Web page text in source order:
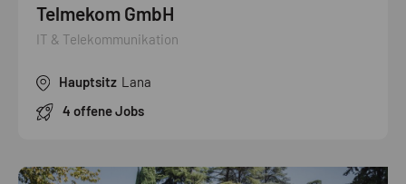
Telmekom GmbH
IT & Telekommunikation
Hauptsitz Lana
4 offene Jobs